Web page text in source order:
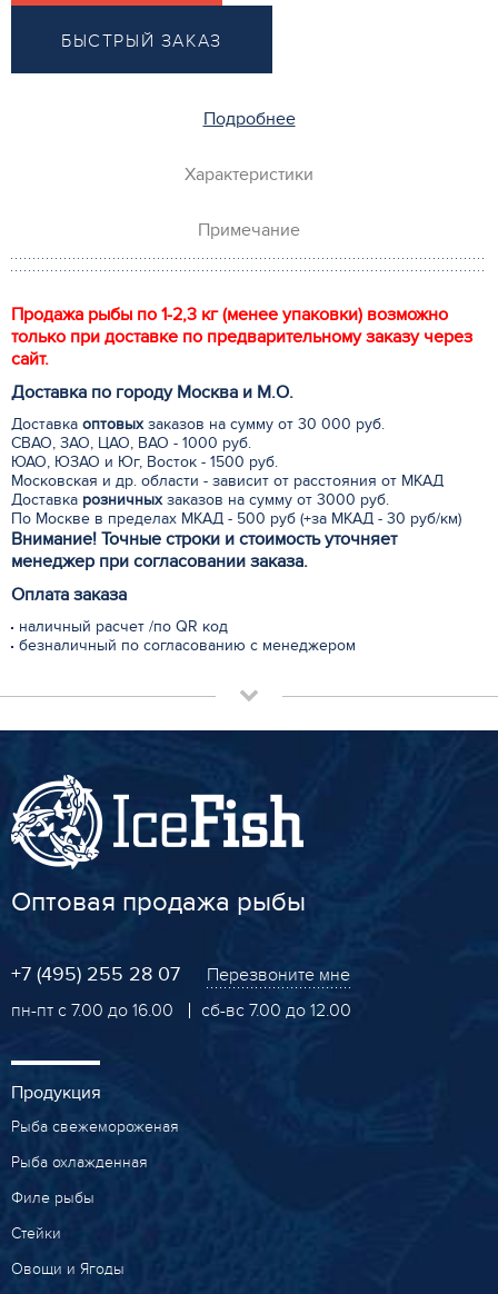
БЫСТРЫЙ ЗАКАЗ
Подробнее
Характеристики
Примечание
Продажа рыбы по 1-2,3 кг (менее упаковки) возможно
только при доставке по предварительному заказу через
сайт.
Доставка по городу Москва и М.О.
Доставка оптовыхзаказов на сумму от 30 000 руб.
СВАО, ЗАО, ЦАО, ВАО - 1000 руб.
ЮАО, ЮЗАО и Юг, Восток - 1500 руб.
Московская и др. области - зависит от расстояния от МКАД
Доставка розничныхзаказов на сумму от 3000 руб.
По Москве в пределах МКАД - 500 руб (+за МКАД - 30 руб/км)
Внимание! Точные строки и стоимость уточняет
менеджер при согласовании заказа.
Оплата заказа
наличный расчет /по QR код
безналичный по согласованию с менеджером
Оптовая продажа рыбы
+7 (495) 255 28 07
Перезвоните мне
пн-пт с 7.00 до 16.00
сб-вс 7.00 до 12.00
Продукция
Рыба свежемороженая
Рыба охлажденная
Филе рыбы
Стейки
Овощи и Ягоды